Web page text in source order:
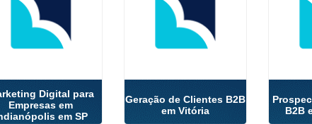
Digital para
Empresas em
em SP
Geração de Clientes B2B
em Vitória
B2B